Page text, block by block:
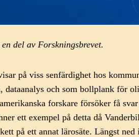
del av Forskningsbrevet.
på viss senfärdighet hos
dataanalys och som bollplank för
forskare försöker få
ett exempel på detta då
på ett annat lärosäte. Längst